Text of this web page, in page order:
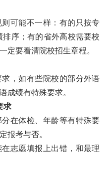
可能不一样：有的只按专
序；有的省外高校需要校
定要看清院校招生章程。
，如有些院校的部分外语
成绩有特殊要求。
求
在体检、年龄等有特殊要
报考与否。
志愿填报上出错，和最理